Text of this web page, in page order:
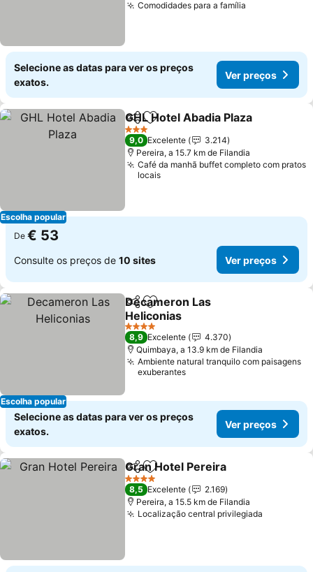
Comodidades para a família
Selecione as datas para ver os preços
exatos.
Ver preços
Escolha popular
PartilharAdicionar aos favoritos
GHL Hotel Abadia Plaza
3 Estrelas
9,0 Excelente
3.214
Pereira, a 15.7 km de Filandia
Café da manhã buffet completo com pratos
locais
De € 53
Consulte os preços de 10 sites Ver preços
Escolha popular
PartilharAdicionar aos favoritos
Decameron Las
Heliconias
4 Estrelas
8,9 Excelente
4.370
Quimbaya, a 13.9 km de Filandia
Ambiente natural tranquilo com paisagens
exuberantes
Selecione as datas para ver os preços
exatos.
Ver preços
PartilharAdicionar aos favoritos
Gran Hotel Pereira
4 Estrelas
8,5 Excelente
2.169
Pereira, a 15.5 km de Filandia
Localização central privilegiada